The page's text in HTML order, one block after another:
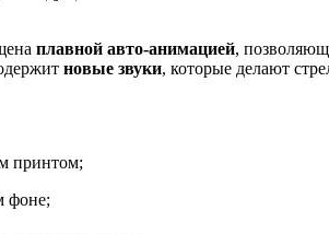
плавной авто-анимацией,
новые звуки, которые делают
принтом;
фоне;